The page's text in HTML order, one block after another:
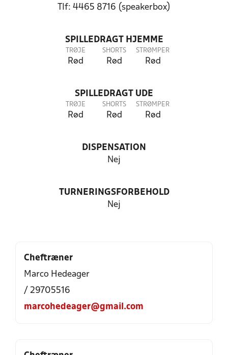
Tlf: 4465 8716 (speakerbox)
SPILLEDRAGT HJEMME
TRØJE
Rød
SHORTS
Rød
STRØMPER
Rød
SPILLEDRAGT UDE
TRØJE
Rød
SHORTS
Rød
STRØMPER
Rød
DISPENSATION
Nej
TURNERINGSFORBEHOLD
Nej
Cheftræner
Marco Hedeager
/ 29705516
marcohedeager@gmail.com